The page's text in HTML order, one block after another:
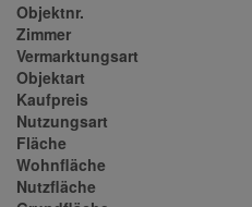
Objektnr.
Zimmer
Vermarktungsart
Objektart
Kaufpreis
Nutzungsart
Fläche
Wohnfläche
Nutzfläche